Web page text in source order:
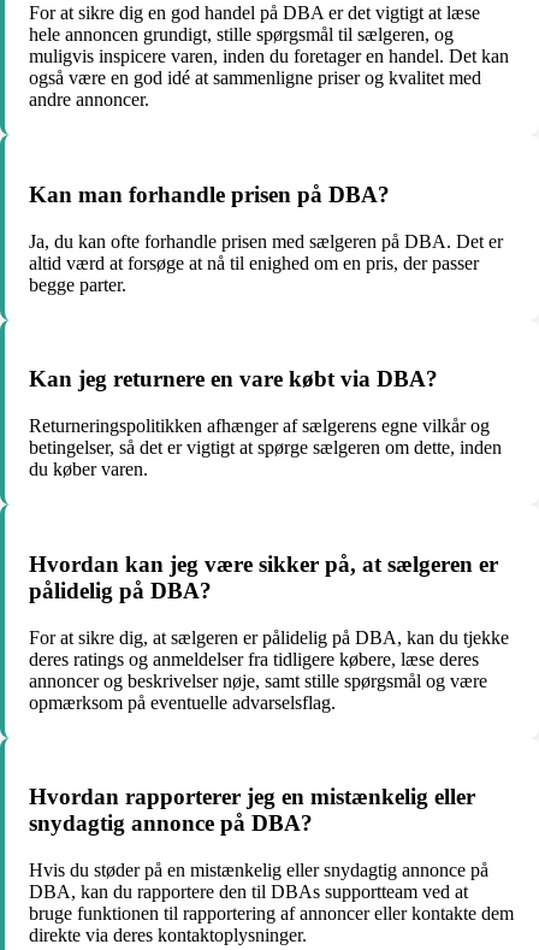
For at sikre dig en god handel på DBA er det vigtigt at læse
hele annoncen grundigt, stille spørgsmål til sælgeren, og
muligvis inspicere varen, inden du foretager en handel. Det kan
også være en god idé at sammenligne priser og kvalitet med
andre annoncer.
Kan man forhandle prisen på DBA?
Ja, du kan ofte forhandle prisen med sælgeren på DBA. Det er
altid værd at forsøge at nå til enighed om en pris, der passer
begge parter.
Kan jeg returnere en vare købt via DBA?
Returneringspolitikken afhænger af sælgerens egne vilkår og
betingelser, så det er vigtigt at spørge sælgeren om dette, inden
du køber varen.
Hvordan kan jeg være sikker på, at sælgeren er
pålidelig på DBA?
For at sikre dig, at sælgeren er pålidelig på DBA, kan du tjekke
deres ratings og anmeldelser fra tidligere købere, læse deres
annoncer og beskrivelser nøje, samt stille spørgsmål og være
opmærksom på eventuelle advarselsflag.
Hvordan rapporterer jeg en mistænkelig eller
snydagtig annonce på DBA?
Hvis du støder på en mistænkelig eller snydagtig annonce på
DBA, kan du rapportere den til DBAs supportteam ved at
bruge funktionen til rapportering af annoncer eller kontakte dem
direkte via deres kontaktoplysninger.